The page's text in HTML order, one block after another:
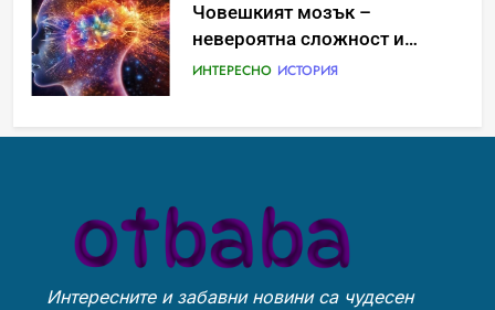
Човешкият мозък –
невероятна сложност и
възможност
ИНТЕРЕСНО ИСТОРИЯ
ИСТОРИЯ
Идеи за съвременен дизайн
Интересните и забавни новини са чудесен
Забаба
ИСТОРИЯ
борим с глобалното
затопляне
ТЕХНОЛОГИИ
Човешкият мозък –